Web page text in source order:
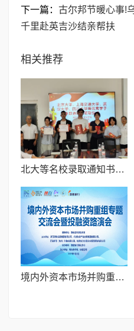
下一篇： 古尔邦节暖心事!
千里赴英吉沙结亲帮扶
相关推荐
北大等名校录取通知书送达仪式在喀什市特区实验学校暖心举行
境内外资本市场并购重组专题交流会暨投融资路演会 深度解析驱动企业资本战略升级